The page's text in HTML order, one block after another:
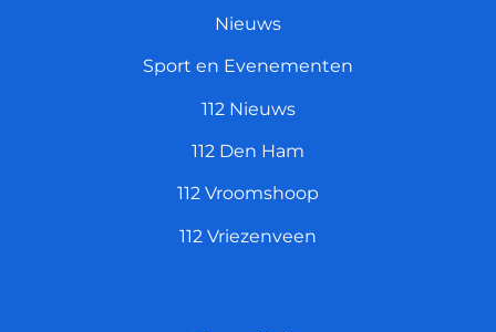
Nieuws
Sport en Evenementen
112 Nieuws
112 Den Ham
112 Vroomshoop
112 Vriezenveen